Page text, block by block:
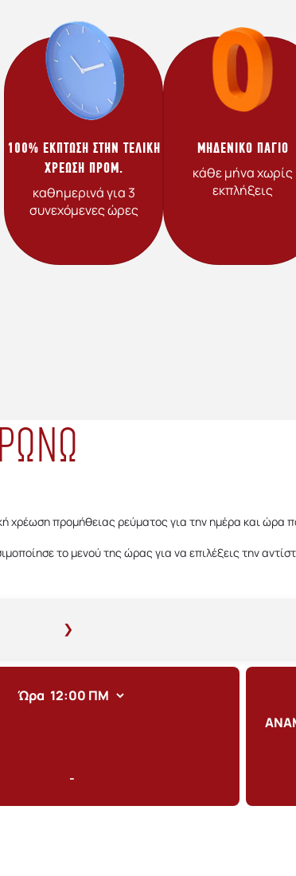
100% ΕΚΠΤΩΣΗ ΣΤΗΝ ΤΕΛΙΚΗ
ΧΡΕΩΣΗ ΠΡΟΜ.
καθημερινά για 3
συνεχόμενες ώρες
ΜΗΔΕΝΙΚΟ ΠΑΓΙΟ
κάθε μήνα χωρίς
εκπλήξεις
χρέωση προμήθειας ρεύματος για την ημέρα και ώρα
το μενού της ώρας για να επιλέξεις την
❯
Δευ
Ώρα
-